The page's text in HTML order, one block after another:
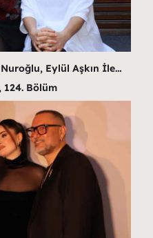
Nuroğlu, Eylül Aşkın İle…
124. Bölüm